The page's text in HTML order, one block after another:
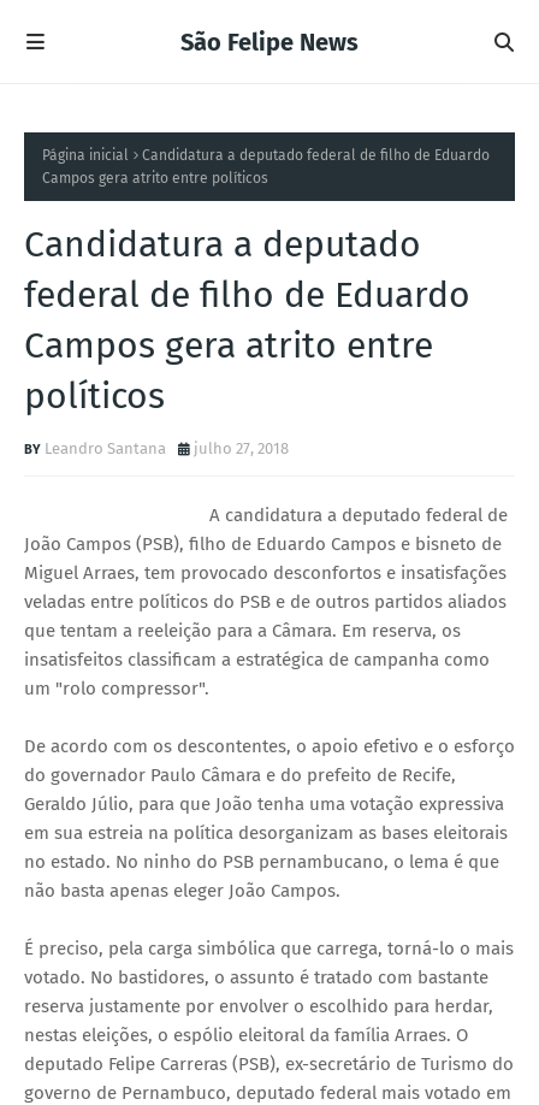
São Felipe News
Página inicial
Candidatura a deputado federal de filho de Eduardo
Campos gera atrito entre políticos
Candidatura a deputado
federal de filho de Eduardo
Campos gera atrito entre
políticos
Leandro Santana julho 27, 2018
A candidatura a deputado federal de
João Campos (PSB), filho de Eduardo Campos e bisneto de
Miguel Arraes, tem provocado desconfortos e insatisfações
veladas entre políticos do PSB e de outros partidos aliados
que tentam a reeleição para a Câmara. Em reserva, os
insatisfeitos classificam a estratégica de campanha como
um "rolo compressor".
De acordo com os descontentes, o apoio efetivo e o esforço
do governador Paulo Câmara e do prefeito de Recife,
Geraldo Júlio, para que João tenha uma votação expressiva
em sua estreia na política desorganizam as bases eleitorais
no estado. No ninho do PSB pernambucano, o lema é que
não basta apenas eleger João Campos.
É preciso, pela carga simbólica que carrega, torná-lo o mais
votado. No bastidores, o assunto é tratado com bastante
reserva justamente por envolver o escolhido para herdar,
nestas eleições, o espólio eleitoral da família Arraes. O
deputado Felipe Carreras (PSB), ex-secretário de Turismo do
governo de Pernambuco, deputado federal mais votado em